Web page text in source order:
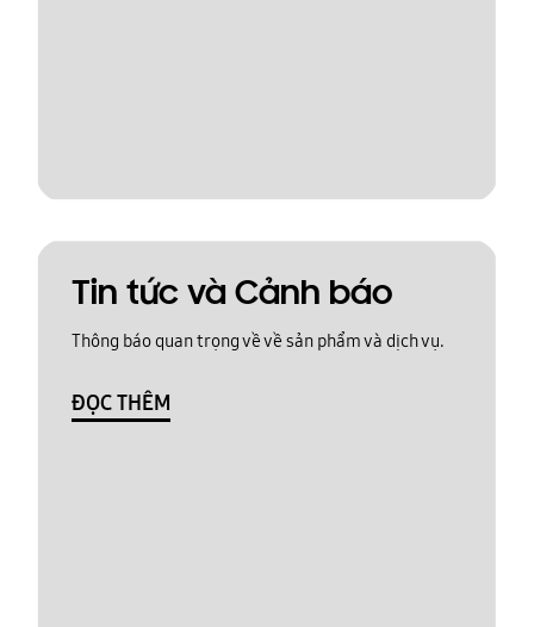
Tin tức và Cảnh báo
Thông báo quan trọng về về sản phẩm và dịch vụ.
ĐỌC THÊM